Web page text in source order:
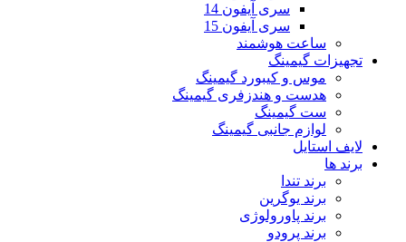
سری آیفون 14
سری آیفون 15
ساعت هوشمند
تجهیزات گیمینگ
موس و کیبورد گیمینگ
هدست و هندزفری گیمینگ
ست گیمینگ
لوازم جانبی گیمینگ
لایف استایل
برند ها
برند تندا
برند یوگرین
برند پاورولوژی
برند پرودو